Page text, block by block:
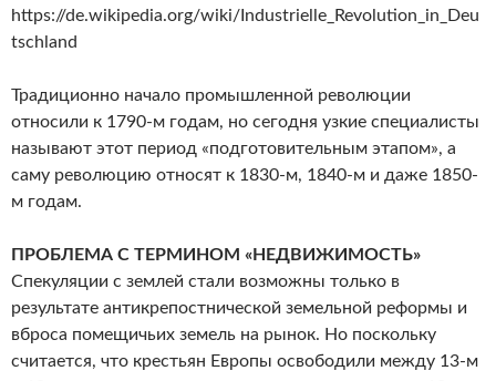
https://de.wikipedia.org/wiki/Industrielle_Revolution_in_Deu
tschland
Традиционно начало промышленной революции
относили к 1790-м годам, но сегодня узкие специалисты
называют этот период «подготовительным этапом», а
саму революцию относят к 1830-м, 1840-м и даже 1850-
м годам.
ПРОБЛЕМА С ТЕРМИНОМ «НЕДВИЖИМОСТЬ»
Спекуляции с землей стали возможны только в
результате антикрепостнической земельной реформы и
вброса помещичьих земель на рынок. Но поскольку
считается, что крестьян Европы освободили между 13-м